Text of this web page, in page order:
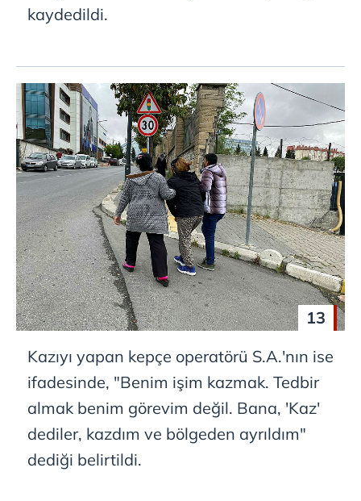
kaydedildi.
13
Kazıyı yapan kepçe operatörü S.A.'nın ise
ifadesinde, "Benim işim kazmak. Tedbir
almak benim görevim değil. Bana, 'Kaz'
dediler, kazdım ve bölgeden ayrıldım"
dediği belirtildi.